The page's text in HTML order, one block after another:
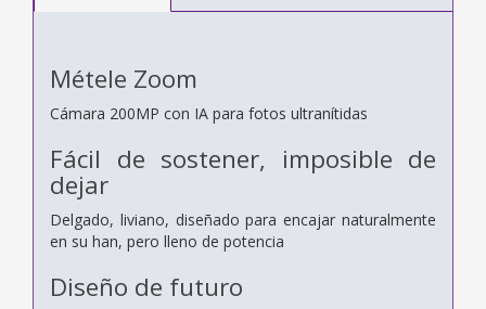
Métele Zoom
Cámara 200MP con IA para fotos ultranítidas
Fácil de sostener, imposible de
dejar
Delgado, liviano, diseñado para encajar naturalmente
en su han, pero lleno de potencia
Diseño de futuro